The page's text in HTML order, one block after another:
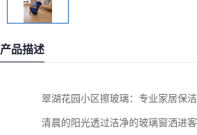
产品描述
翠湖花园小区擦玻璃：专业家居保
清晨的阳光透过洁净的玻璃窗洒进